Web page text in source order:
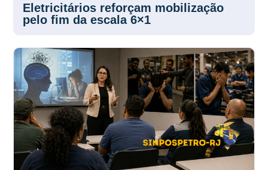
Eletricitários reforçam mobilização
pelo fim da escala 6×1